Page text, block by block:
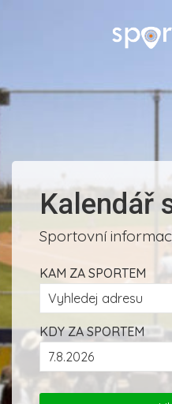
Kalendář
Sportovní
KAM ZA SPORTEM
KDY ZA SPORTEM